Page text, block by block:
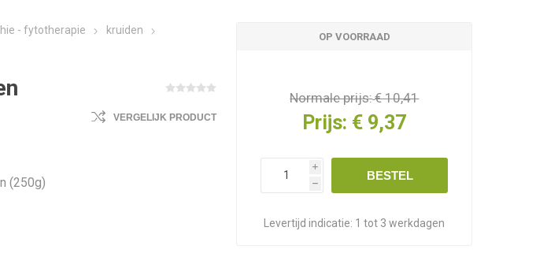
- fytotherapie
kruiden
VERGELIJK PRODUCT
(250g)
OP VOORRAAD
Normale prijs:€ 10,41
Prijs: € 9,37
i
h
BESTEL
Levertijd indicatie: 1 tot 3 werkdagen